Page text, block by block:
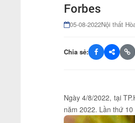
Forbes
05-08-2022Nội thất
Chia sẻ:
Ngày 4/8/2022, tại
năm 2022. Lần thứ